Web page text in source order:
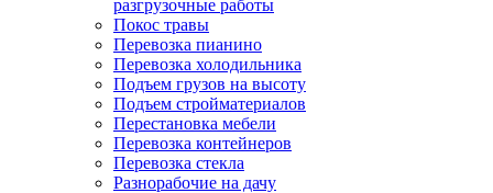
разгрузочные работы
Покос травы
Перевозка пианино
Перевозка холодильника
Подъем грузов на высоту
Подъем стройматериалов
Перестановка мебели
Перевозка контейнеров
Перевозка стекла
Разнорабочие на дачу